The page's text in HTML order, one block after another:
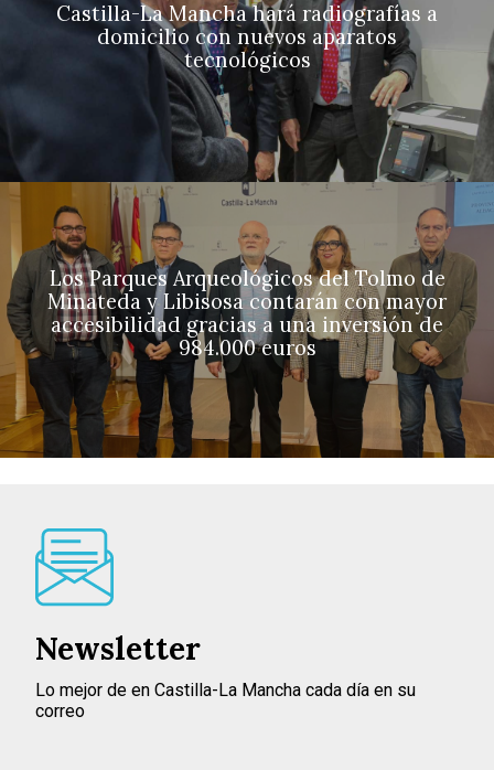
Castilla-La Mancha hará radiografías a
domicilio con nuevos aparatos
tecnológicos
Los Parques Arqueológicos del Tolmo de
Minateda y Libisosa contarán con mayor
accesibilidad gracias a una inversión de
984.000 euros
Newsletter
Lo mejor de en Castilla-La Mancha cada día en su
correo